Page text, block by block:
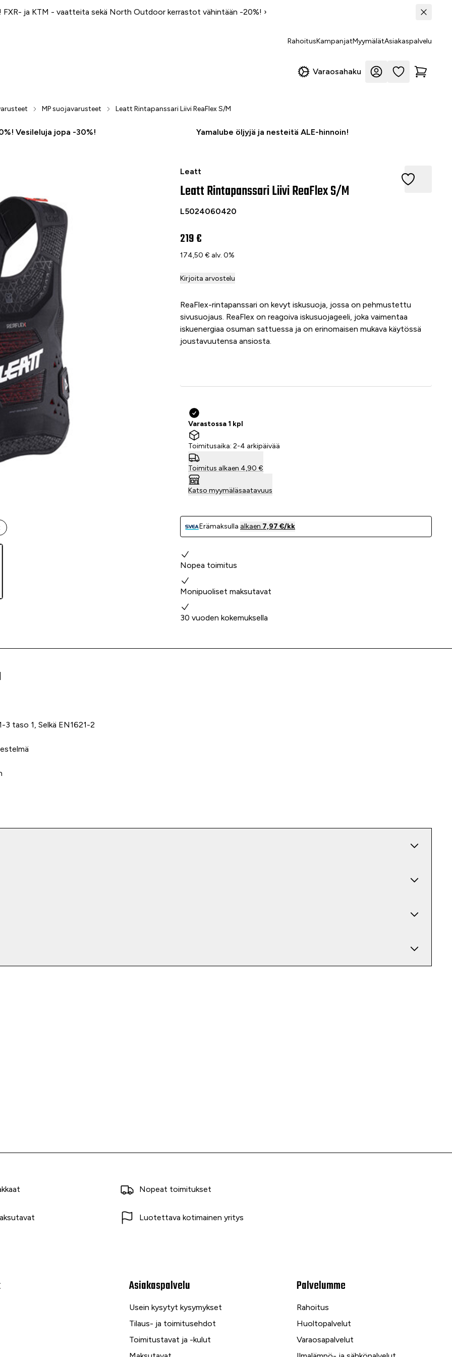
FXR- ja KTM - vaatteita sekä North Outdoor kerrastot vähintään -20%! ›
RahoitusKampanjatMyymälätAsiakaspalvelu
Varaosahaku
MP suojavarusteet Leatt Rintapanssari Liivi ReaFlex S/M
Vesileluja jopa -30%! Yamalube öljyjä ja nesteitä ALE-hinnoin!
Leatt
Leatt Rintapanssari Liivi ReaFlex S/M
Leatt Rintapanssari Liivi ReaFlex S/M
L5024060420
219 €
174,50 € alv. 0%
Kirjoita arvostelu
ReaFlex-rintapanssari on kevyt iskusuoja, jossa on pehmustettu
sivusuojaus. ReaFlex on reagoiva iskusuojageeli, joka vaimentaa
iskuenergiaa osuman sattuessa ja on erinomaisen mukava käytössä
joustavuutensa ansiosta.
Varastossa 1 kpl
Toimitusaika: 2-4 arkipäivää
Toimitus alkaen 4,90 €
Katso myymäläsaatavuus
Erämaksulla alkaen 7,97 €/kk
Miksi valita meidät?
Nopea toimitus
Monipuoliset maksutavat
30 vuoden kokemuksella
taso 1, Selkä EN1621-2
Nopeat toimitukset
Luotettava kotimainen yritys
Asiakaspalvelu
Usein kysytyt kysymykset
Tilaus- ja toimitusehdot
Toimitustavat ja -kulut
Palvelumme
Rahoitus
Huoltopalvelut
Varaosapalvelut